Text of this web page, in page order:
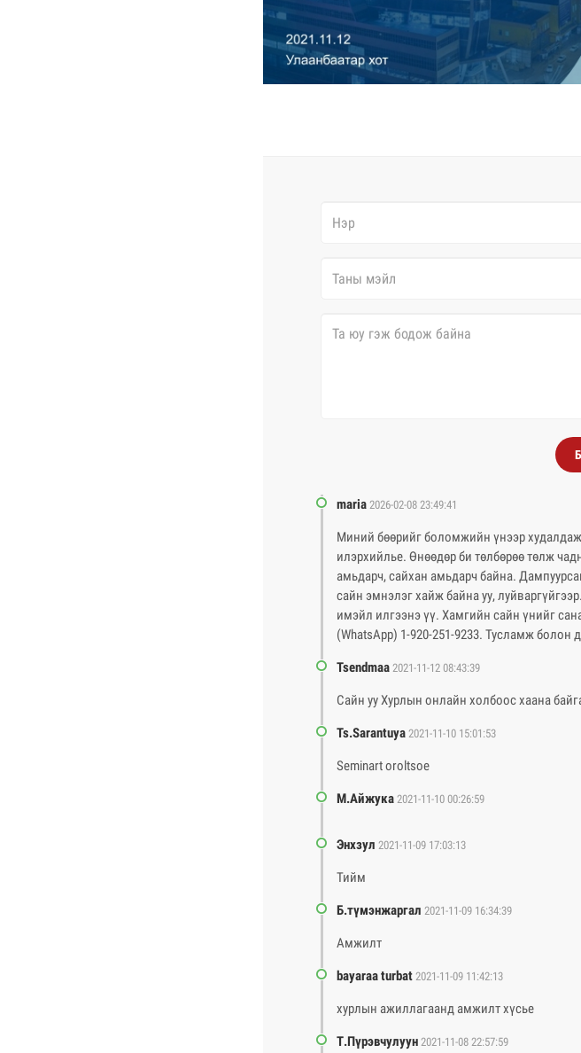
maria 2026-02-08 23:49:41
Миний бөөрийг боломжийн үнээр
илэрхийлье. Өнөөдөр би төлбөрөө төлж
амьдарч, сайхан амьдарч байна.
сайн эмнэлэг хайж байна уу,
имэйл илгээнэ үү. Хамгийн сайн үнийг
(WhatsApp) 1-920-251-9233. Тусламж болон
Tsendmaa 2021-11-12 08:43:39
Сайн уу Хурлын онлайн холбоос хаана
Ts.Sarantuya 2021-11-10 15:01:53
Seminart oroltsoe
М.Айжука 2021-11-10 00:26:59
Энхзул 2021-11-09 17:03:13
Тийм
Б.түмэнжаргал 2021-11-09 16:34:39
Амжилт
bayaraa turbat 2021-11-09 11:42:13
хурлын ажиллагаанд амжилт хүсье
Т.Пүрэвчулуун 2021-11-08 22:57:59